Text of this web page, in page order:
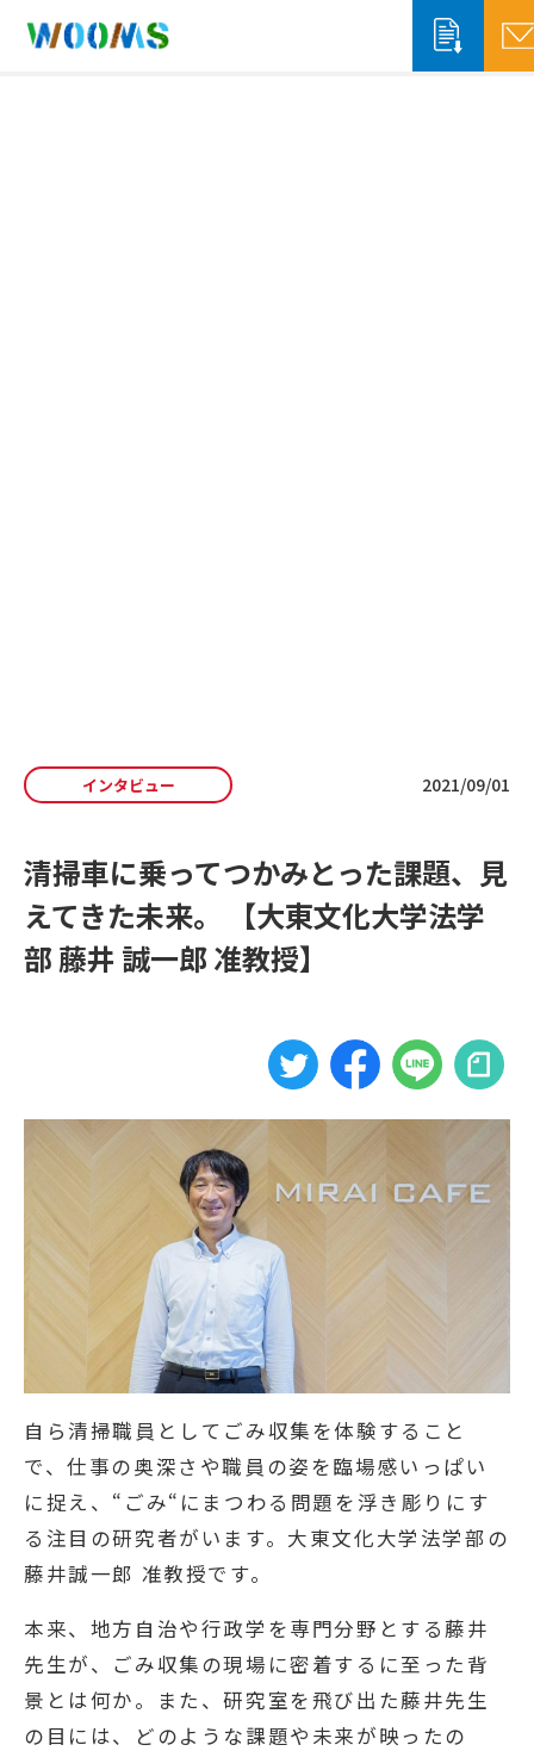
排出事業者向け資料ダウンロード
お問い合わせ
インタビュー 2021/09/01
清掃車に乗ってつかみとった課題、見
えてきた未来。 【大東文化大学法学
部 藤井 誠一郎 准教授】
自ら清掃職員としてごみ収集を体験すること
で、仕事の奥深さや職員の姿を臨場感いっぱい
に捉え、“ごみ“にまつわる問題を浮き彫りにす
る注目の研究者がいます。大東文化大学法学部の
藤井誠一郎 准教授です。
本来、地方自治や行政学を専門分野とする藤井
先生が、ごみ収集の現場に密着するに至った背
景とは何か。また、研究室を飛び出た藤井先生
の目には、どのような課題や未来が映ったの